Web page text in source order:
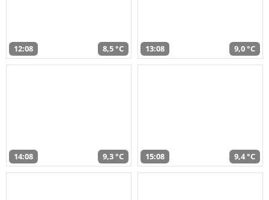
12:08 8,5 °C 13:08 9,0 °C
14:08 9,3 °C 15:08 9,4 °C